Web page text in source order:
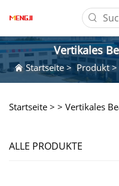
Über Uns
Produkt
Anwendung
Vertikales
Startseite > Produkt
Startseite > > Vertikales
ALLE PRODUKTE